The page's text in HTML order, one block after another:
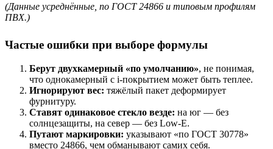
(Данные усреднённые, по ГОСТ 24866 и типовым профилям
ПВХ.)
Частые ошибки при выборе формулы
Берут двухкамерный «по умолчанию», не понимая,
что однокамерный с i-покрытием может быть теплее.
Игнорируют вес: тяжёлый пакет деформирует
фурнитуру.
Ставят одинаковое стекло везде: на юг — без
солнцезащиты, на север — без Low-E.
Путают маркировки: указывают «по ГОСТ 30778»
вместо 24866, чем обманывают самих себя.